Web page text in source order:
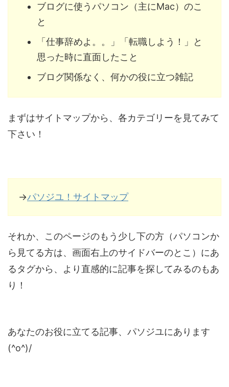
ブログに使うパソコン（主にMac）のこ
と
「仕事辞めよ。。」「転職しよう！」と
思った時に直面したこと
ブログ関係なく、何かの役に立つ雑記
まずはサイトマップから、各カテゴリーを見てみて
下さい！
→パソジユ！サイトマップ
それか、このページのもう少し下の方（パソコンか
ら見てる方は、画面右上のサイドバーのとこ）にあ
るタグから、より直感的に記事を探してみるのもあ
り！
あなたのお役に立てる記事、パソジユにあります
(^o^)/